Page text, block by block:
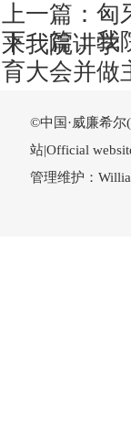
上一篇： 匈
来我院讲学
下一篇：我
育大会并做
©中国·威廉希尔
站|Official
管理维护：